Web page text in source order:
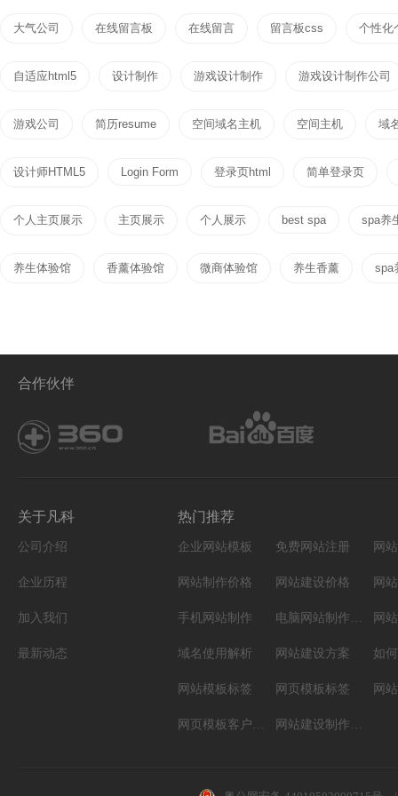
大气公司 在线留言板 在线留言 留言板css 个性化
自适应html5 设计制作 游戏设计制作 游戏设计制作公司
游戏公司 简历resume 空间域名主机 空间主机 域
设计师HTML5 Login Form 登录页html 简单登录页
个人主页展示 主页展示 个人展示 best spa spa养
养生体验馆 香薰体验馆 微商体验馆 养生香薰 spa
合作伙伴
关于凡科
公司介绍
企业历程
加入我们
最新动态
热门推荐
企业网站模板 免费网站注册 网
网站制作价格 网站建设价格 网
手机网站制作 电脑网站制作设计 网
域名使用解析 网站建设方案 如
网站模板标签 网页模板标签
网页模板客户案例 网站建设制作知识